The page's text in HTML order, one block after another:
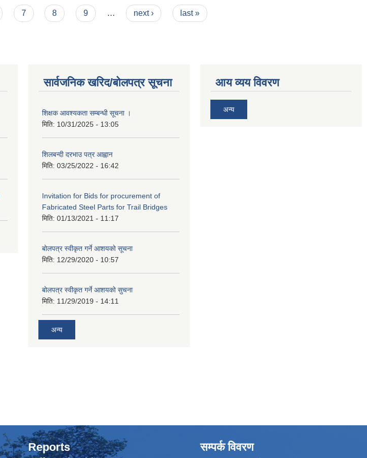
7 8 9 … next › last »
सार्वजनिक खरिद/बोलपत्र सूचना
शिक्षक आवश्यकता सम्बन्धी सूचना ।
मिति: 10/31/2025 - 13:05
शिलबन्दी दरभाउ पत्र आह्वान
मिति: 03/25/2022 - 16:42
Invitation for Bids for procurement of
Fabricated Steel Parts for Trail Bridges
मिति: 01/13/2021 - 11:17
बोलपत्र स्वीकृत गर्ने आशयको सूचना
मिति: 12/29/2020 - 10:57
बोलपत्र स्वीकृत गर्ने आशयको सुचना
मिति: 11/29/2019 - 14:11
अन्य
आय व्यय विवरण
अन्य
Reports सम्पर्क विवरण